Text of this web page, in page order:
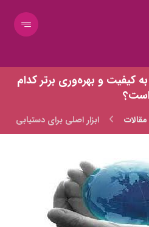
کيفيت و بهره‌وري برتر کدام
است؟
مقالات ابزار اصلي براي دستيابي